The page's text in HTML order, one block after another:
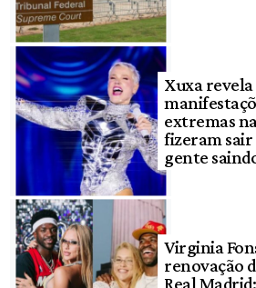
Xuxa revela
extremas
fizeram sair
gente
Virginia
renovação
Real